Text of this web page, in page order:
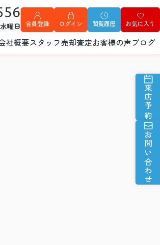
曜日 会員登録 ログイン 閲覧履歴 お気に入り
社概要スタッフ売却査定お客様の声ブログ
来店予約
お問い合わせ